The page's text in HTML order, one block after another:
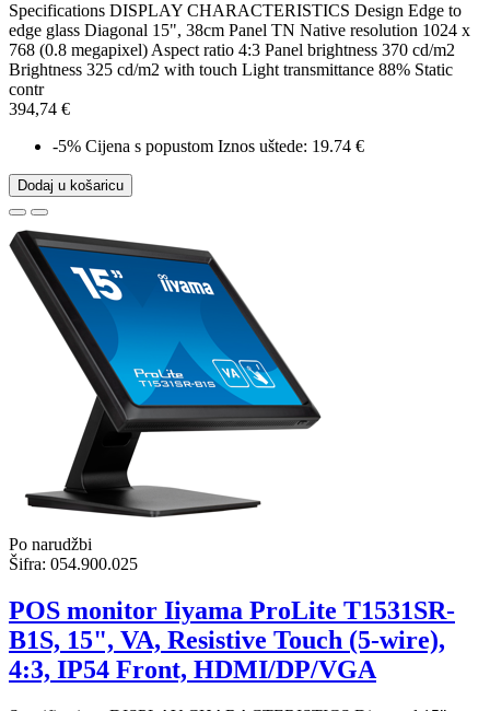
Specifications DISPLAY CHARACTERISTICS Design Edge to
edge glass Diagonal 15", 38cm Panel TN Native resolution 1024 x
768 (0.8 megapixel) Aspect ratio 4:3 Panel brightness 370 cd/m2
Brightness 325 cd/m2 with touch Light transmittance 88% Static
contr
394,74 €
-5% Cijena s popustom Iznos uštede: 19.74 €
Dodaj u košaricu
Po narudžbi
Šifra: 054.900.025
POS monitor Iiyama ProLite T1531SR-
B1S, 15", VA, Resistive Touch (5-wire),
4:3, IP54 Front, HDMI/DP/VGA